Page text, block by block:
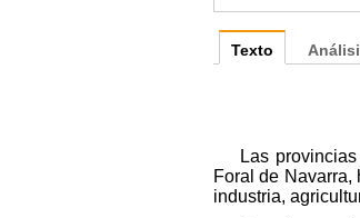
Texto
Las
Foral de
industria,